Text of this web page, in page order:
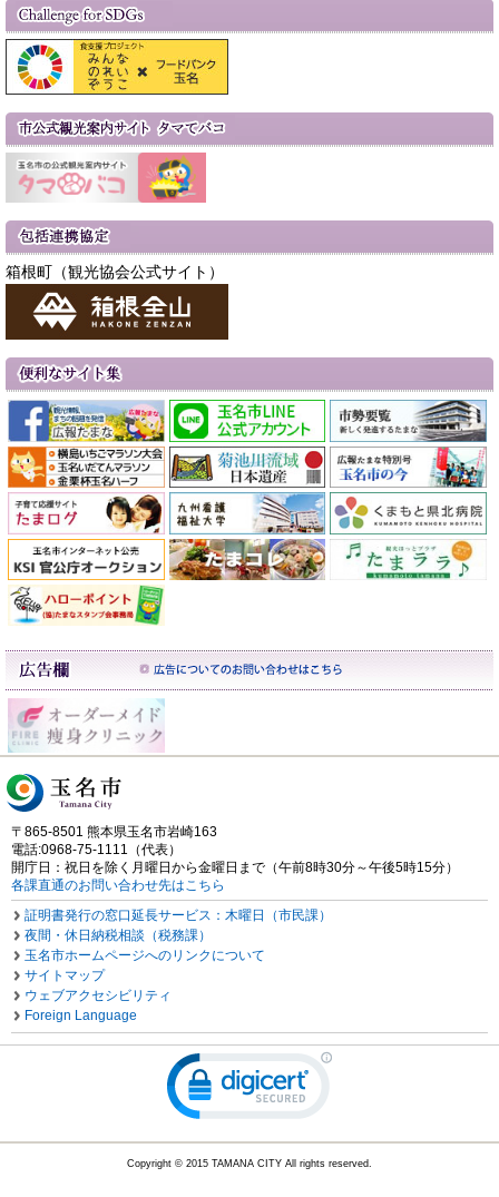
箱根町（観光協会公式サイト）
〒865-8501 熊本県玉名市岩崎163
電話:0968-75-1111（代表）
開庁日：祝日を除く月曜日から金曜日まで（午前8時30分～午後5時15分）
各課直通のお問い合わせ先はこちら
証明書発行の窓口延長サービス：木曜日（市民課）
夜間・休日納税相談（税務課）
玉名市ホームページへのリンクについて
サイトマップ
ウェブアクセシビリティ
Foreign Language
Copyright © 2015 TAMANA CITY All rights reserved.